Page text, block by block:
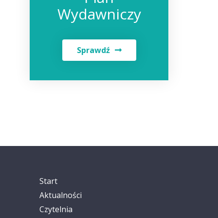
Wydawniczy
Sprawdź
Start
Aktualności
Czytelnia